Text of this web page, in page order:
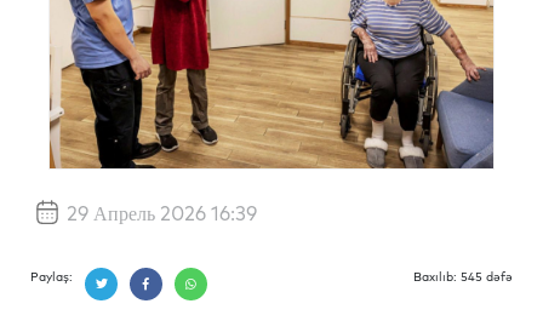
29 Апрель 2026 16:39
Paylaş: Baxılıb: 545 dəfə